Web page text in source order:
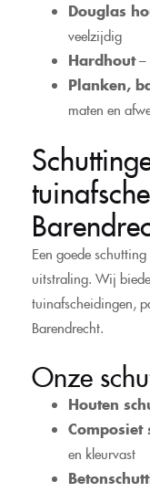
Douglas
veelzijdig
Hardhout–
Planken,
maten en
Een goede
uitstraling. Wij
tuinafscheidingen,
Barendrecht.
Onze
Houten
Composiet
en kleurvast